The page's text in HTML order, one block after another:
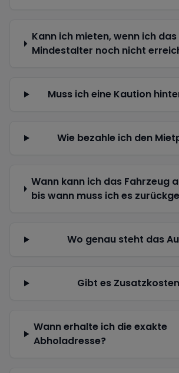
Kann ich mieten, wenn ich das
Mindestalter noch nicht
Muss ich eine Kaution
Wie bezahle ich den
Wann kann ich das Fahrzeug
bis wann muss ich es
Wo genau steht das
Gibt es
Wann erhalte ich die exakte
Abholadresse?